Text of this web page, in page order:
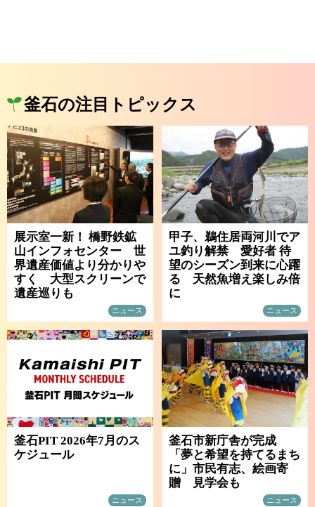
釜石の注目トピックス
展示室一新！ 橋野鉄鉱
山インフォセンター 世
界遺産価値より分かりや
すく 大型スクリーンで
遺産巡りも
ニュース
甲子、鵜住居両河川でア
ユ釣り解禁 愛好者 待
望のシーズン到来に心躍
る 天然魚増え楽しみ倍
に
ニュース
釜石PIT 2026年7月のス
ケジュール
ニュース
釜石市新庁舎が完成
「夢と希望を持てるまち
に」市民有志、絵画寄
贈 見学会も
ニュース